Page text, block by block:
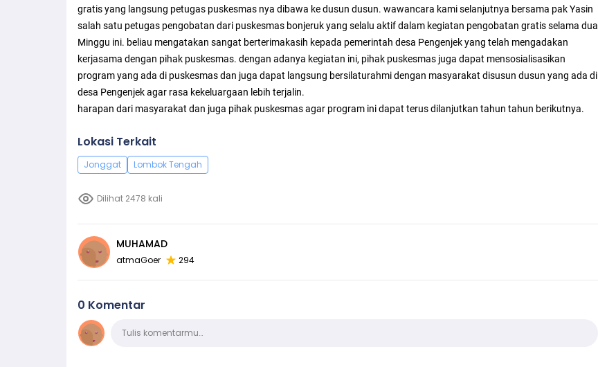
gratis yang langsung petugas puskesmas nya dibawa ke dusun dusun. wawancara kami selanjutnya bersama pak Yasin
salah satu petugas pengobatan dari puskesmas bonjeruk yang selalu aktif dalam kegiatan pengobatan gratis selama dua
Minggu ini. beliau mengatakan sangat berterimakasih kepada pemerintah desa Pengenjek yang telah mengadakan
kerjasama dengan pihak puskesmas. dengan adanya kegiatan ini, pihak puskesmas juga dapat mensosialisasikan
program yang ada di puskesmas dan juga dapat langsung bersilaturahmi dengan masyarakat disusun dusun yang ada di
desa Pengenjek agar rasa kekeluargaan lebih terjalin.
harapan dari masyarakat dan juga pihak puskesmas agar program ini dapat terus dilanjutkan tahun tahun berikutnya.
Lokasi Terkait
Jonggat Lombok Tengah
Dilihat 2478 kali
MUHAMAD
atmaGoer 294
0 Komentar
KomentarTulis komentarmu…